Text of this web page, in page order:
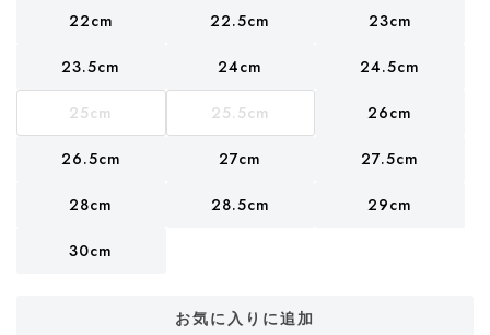
22cm 22.5cm 23cm
23.5cm 24cm 24.5cm
25cm 25.5cm 26cm
26.5cm 27cm 27.5cm
28cm 28.5cm 29cm
30cm
お気に入りに追加